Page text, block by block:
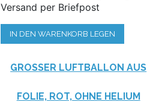
Versand per Briefpost
IN DEN WARENKORB LEGEN
GROSSER LUFTBALLON AUS F
OLIE, ROT, OHNE HELIUM